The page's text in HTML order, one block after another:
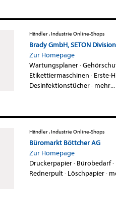
Händler , Industrie Online-Shops
Brady GmbH, SETON Division
Zur Homepage
Wartungsplaner·
Etikettiermaschinen · Erste-
Desinfektionstücher· mehr...
Händler , Industrie Online-Shops
Büromarkt Böttcher AG
Zur Homepage
Druckerpapier· Bürobedarf·
Rednerpult· Löschpapier·